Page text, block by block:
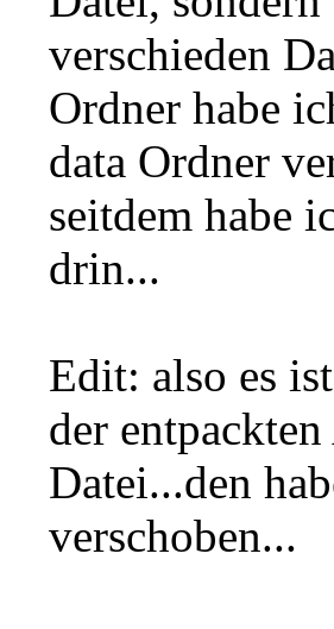
verschieden
Ordner habe
data Ordner
seitdem habe
drin...
Edit: also es
der
Datei...den
verschoben...